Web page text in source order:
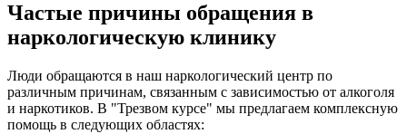
Частые причины обращения в
наркологическую клинику
Люди обращаются в наш наркологический центр по
различным причинам, связанным с зависимостью от алкоголя
и наркотиков. В "Трезвом курсе" мы предлагаем комплексную
помощь в следующих областях: